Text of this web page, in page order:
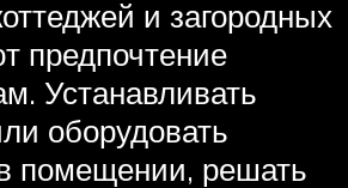
и загородных
предпочтение
Устанавливать
оборудовать
помещении, решать